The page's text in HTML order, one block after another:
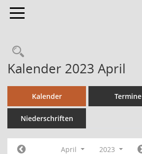
Toggle navigation
Kalender 2023 April
Kalender Termine
Niederschriften
April 2023